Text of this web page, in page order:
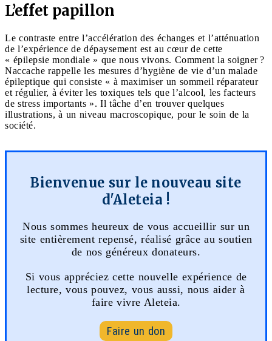
L’effet papillon
Le contraste entre l’accélération des échanges et l’atténuation
de l’expérience de dépaysement est au cœur de cette
« épilepsie mondiale » que nous vivons. Comment la soigner ?
Naccache rappelle les mesures d’hygiène de vie d’un malade
épileptique qui consiste « à maximiser un sommeil réparateur
et régulier, à éviter les toxiques tels que l’alcool, les facteurs
de stress importants ». Il tâche d’en trouver quelques
illustrations, à un niveau macroscopique, pour le soin de la
société.
Bienvenue sur le nouveau site
d'Aleteia !
Nous sommes heureux de vous accueillir sur un
site entièrement repensé, réalisé grâce au soutien
de nos généreux donateurs.
Si vous appréciez cette nouvelle expérience de
lecture, vous pouvez, vous aussi, nous aider à
faire vivre Aleteia.
Faire un don